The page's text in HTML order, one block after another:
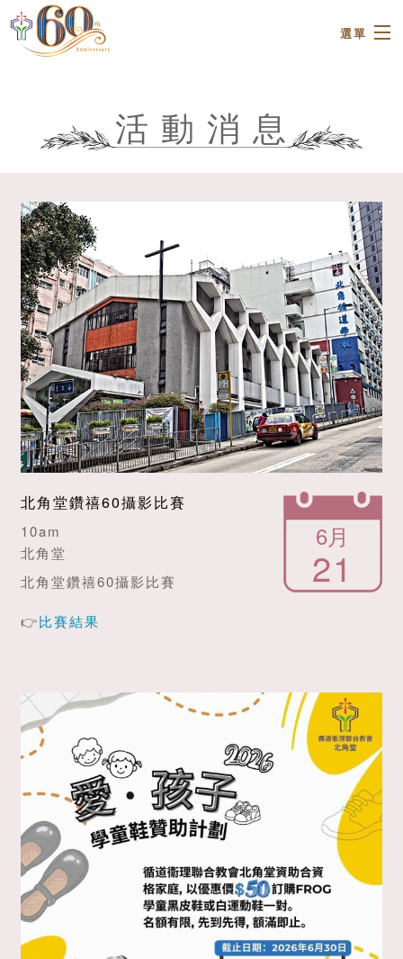
Skip to main content
選單
牧區小組
見證分享
代 禱
講道與周刊
照片與影片
聯絡我們
活 動 消 息
6月
21
北角堂鑽禧60攝影比賽
10am
北角堂
北角堂鑽禧60攝影比賽
👉比賽結果